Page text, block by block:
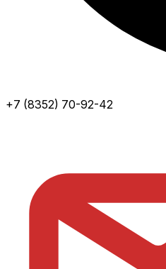
+7 (8352) 70-92-42